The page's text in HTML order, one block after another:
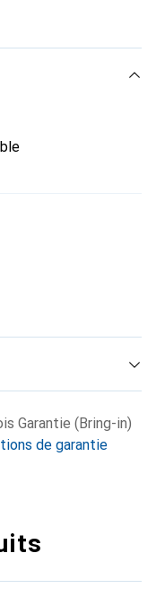
pour une clientèle
Garantie (Bring-in)
de garantie